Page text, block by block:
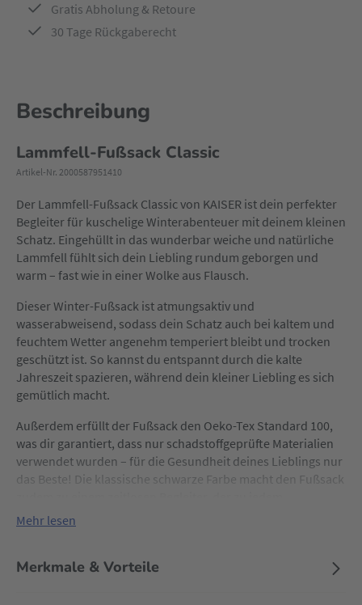
Gratis Abholung & Retoure
30 Tage Rückgaberecht
Beschreibung
Lammfell-Fußsack Classic
Artikel-Nr. 2000587951410
Der Lammfell-Fußsack Classic von KAISER ist dein perfekter
Begleiter für kuschelige Winterabenteuer mit deinem kleinen
Schatz. Eingehüllt in das wunderbar weiche und natürliche
Lammfell fühlt sich dein Liebling rundum geborgen und
warm – fast wie in einer Wolke aus Flausch.
Dieser Winter-Fußsack ist atmungsaktiv und
wasserabweisend, sodass dein Schatz auch bei kaltem und
feuchtem Wetter angenehm temperiert bleibt und trocken
geschützt ist. So kannst du entspannt durch die kalte
Jahreszeit spazieren, während dein kleiner Liebling es sich
gemütlich macht.
Außerdem erfüllt der Fußsack den Oeko-Tex Standard 100,
was dir garantiert, dass nur schadstoffgeprüfte Materialien
verwendet wurden – für die Gesundheit deines Lieblings nur
das Beste! Die klassische schwarze Farbe macht den Fußsack
Kinderwagenstil passt.
Mehr lesen
Merkmale & Vorteile